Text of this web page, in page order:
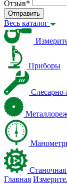
Отзыв*
Отправить
Весь каталог
Приборы
Станочная
Главная